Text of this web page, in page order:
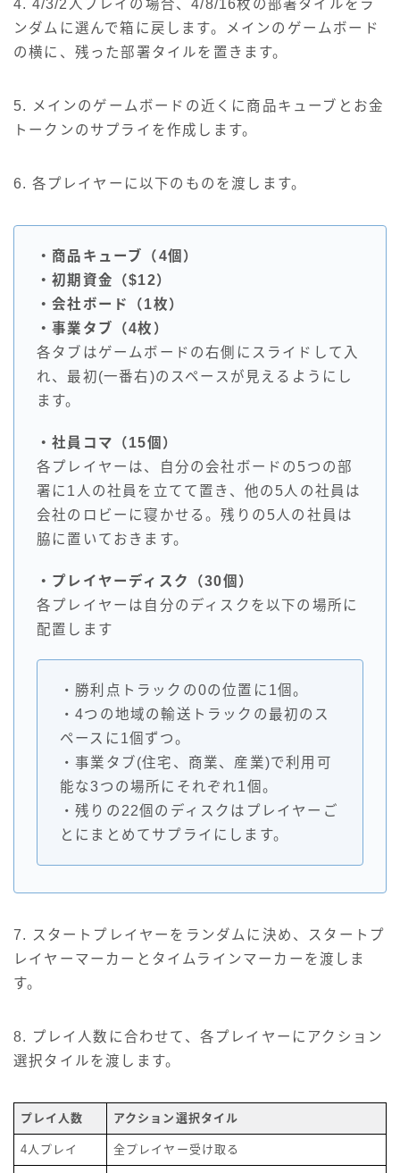
4. 4/3/2人プレイの場合、4/8/16枚の部署タイルをラ
ンダムに選んで箱に戻します。メインのゲームボード
の横に、残った部署タイルを置きます。
5. メインのゲームボードの近くに商品キューブとお金
トークンのサプライを作成します。
6. 各プレイヤーに以下のものを渡します。
・商品キューブ（4個）
・初期資金（$12）
・会社ボード（1枚）
・事業タブ（4枚）
各タブはゲームボードの右側にスライドして入
れ、最初(一番右)のスペースが見えるようにし
ます。
・社員コマ（15個）
各プレイヤーは、自分の会社ボードの5つの部
署に1人の社員を立てて置き、他の5人の社員は
会社のロビーに寝かせる。残りの5人の社員は
脇に置いておきます。
・プレイヤーディスク（30個）
各プレイヤーは自分のディスクを以下の場所に
配置します
・勝利点トラックの0の位置に1個。
・4つの地域の輸送トラックの最初のス
ペースに1個ずつ。
・事業タブ(住宅、商業、産業)で利用可
能な3つの場所にそれぞれ1個。
・残りの22個のディスクはプレイヤーご
とにまとめてサプライにします。
7. スタートプレイヤーをランダムに決め、スタートプ
レイヤーマーカーとタイムラインマーカーを渡しま
す。
8. プレイ人数に合わせて、各プレイヤーにアクション
選択タイルを渡します。
プレイ人数 アクション選択タイル
4人プレイ 全プレイヤー受け取る